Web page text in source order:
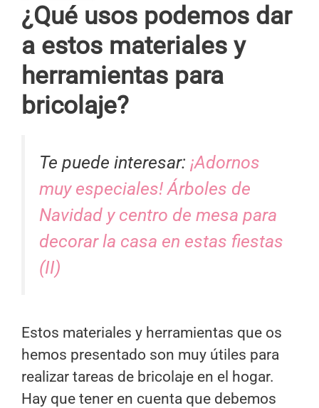
¿Qué usos podemos dar
a estos materiales y
herramientas para
bricolaje?
Te puede interesar: ¡Adornos
muy especiales! Árboles de
Navidad y centro de mesa para
decorar la casa en estas fiestas
(II)
Estos materiales y herramientas que os
hemos presentado son muy útiles para
realizar tareas de bricolaje en el hogar.
Hay que tener en cuenta que debemos